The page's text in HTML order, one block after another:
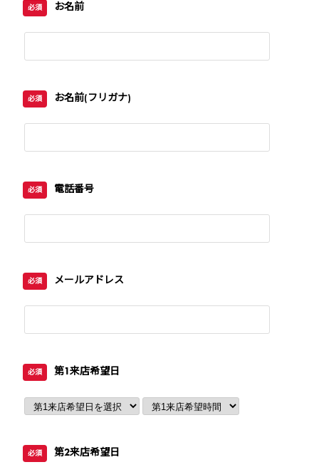
必須 お名前
必須 お名前(フリガナ)
必須 電話番号
必須 メールアドレス
必須 第1来店希望日
必須 第2来店希望日